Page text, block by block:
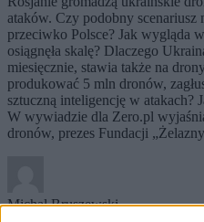
ataków. Czy podobny scenariusz
przeciwko Polsce? Jak wygląda
osiągnęła skalę? Dlaczego
miesięcznie, stawia także na
produkować 5 mln dronów,
sztuczną inteligencję w atakach?
W wywiadzie dla Zero.pl
dronów, prezes Fundacji
Michał Bruszewski